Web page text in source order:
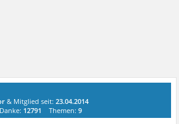
& Mitglied seit:23.04.2014
Danke: 12791 Themen:9